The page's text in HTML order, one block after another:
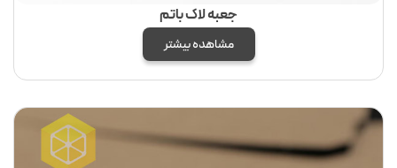
جعبه لاک باتم
مشاهده بیشتر